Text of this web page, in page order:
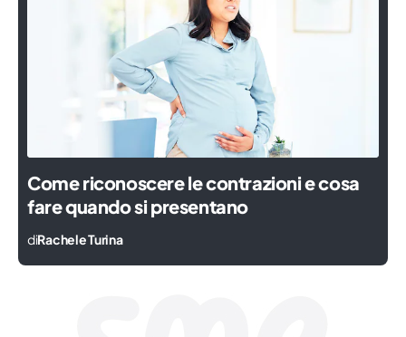
Come riconoscere le contrazioni e cosa
fare quando si presentano
diRachele Turina